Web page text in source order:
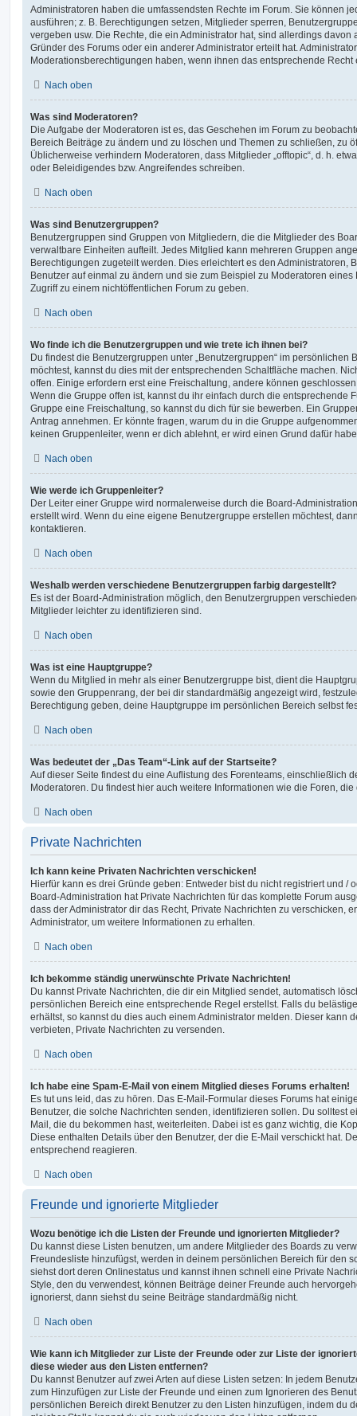
Administratoren haben die umfassendsten Rechte im Forum. Sie können
ausführen; z. B. Berechtigungen setzen, Mitglieder sperren,
vergeben usw. Die Rechte, die ein Administrator hat, sind allerdings
Gründer des Forums oder ein anderer Administrator erteilt hat.
Moderationsberechtigungen haben, wenn ihnen das entsprechende Recht
Nach oben
Was sind Moderatoren?
Die Aufgabe der Moderatoren ist es, das Geschehen im Forum zu
Bereich Beiträge zu ändern und zu löschen und Themen zu schließen, zu
Üblicherweise verhindern Moderatoren, dass Mitglieder „offtopic“, d. h.
oder Beleidigendes bzw. Angreifendes schreiben.
Nach oben
Was sind Benutzergruppen?
Benutzergruppen sind Gruppen von Mitgliedern, die die Mitglieder des
verwaltbare Einheiten aufteilt. Jedes Mitglied kann mehreren Gruppen
Berechtigungen zugeteilt werden. Dies erleichtert es den Administratoren,
Benutzer auf einmal zu ändern und sie zum Beispiel zu Moderatoren
Zugriff zu einem nichtöffentlichen Forum zu geben.
Nach oben
Wo finde ich die Benutzergruppen und wie trete ich ihnen bei?
Du findest die Benutzergruppen unter „Benutzergruppen“ im persönlichen
möchtest, kannst du dies mit der entsprechenden Schaltfläche machen.
offen. Einige erfordern erst eine Freischaltung, andere können
Wenn die Gruppe offen ist, kannst du ihr einfach durch die entsprechende
Gruppe eine Freischaltung, so kannst du dich für sie bewerben. Ein
Antrag annehmen. Er könnte fragen, warum du in die Gruppe
keinen Gruppenleiter, wenn er dich ablehnt, er wird einen Grund dafür
Nach oben
Wie werde ich Gruppenleiter?
Der Leiter einer Gruppe wird normalerweise durch die Board-
erstellt wird. Wenn du eine eigene Benutzergruppe erstellen möchtest,
kontaktieren.
Nach oben
Weshalb werden verschiedene Benutzergruppen farbig dargestellt?
Es ist der Board-Administration möglich, den Benutzergruppen
Mitglieder leichter zu identifizieren sind.
Nach oben
Was ist eine Hauptgruppe?
Wenn du Mitglied in mehr als einer Benutzergruppe bist, dient die
sowie den Gruppenrang, der bei dir standardmäßig angezeigt wird,
Berechtigung geben, deine Hauptgruppe im persönlichen Bereich selbst
Nach oben
Was bedeutet der „Das Team“-Link auf der Startseite?
Auf dieser Seite findest du eine Auflistung des Forenteams, einschließlich
Moderatoren. Du findest hier auch weitere Informationen wie die Foren,
Nach oben
Private Nachrichten
Ich kann keine Privaten Nachrichten verschicken!
Hierfür kann es drei Gründe geben: Entweder bist du nicht registriert und /
Board-Administration hat Private Nachrichten für das komplette Forum
dass der Administrator dir das Recht, Private Nachrichten zu verschicken,
Administrator, um weitere Informationen zu erhalten.
Nach oben
Ich bekomme ständig unerwünschte Private Nachrichten!
Du kannst Private Nachrichten, die dir ein Mitglied sendet, automatisch
persönlichen Bereich eine entsprechende Regel erstellst. Falls du
erhältst, so kannst du dies auch einem Administrator melden. Dieser kann
verbieten, Private Nachrichten zu versenden.
Nach oben
Ich habe eine Spam-E-Mail von einem Mitglied dieses Forums erhalten!
Es tut uns leid, das zu hören. Das E-Mail-Formular dieses Forums hat
Benutzer, die solche Nachrichten senden, identifizieren sollen. Du solltest
Mail, die du bekommen hast, weiterleiten. Dabei ist es ganz wichtig, die
Diese enthalten Details über den Benutzer, der die E-Mail verschickt hat.
entsprechend reagieren.
Nach oben
Freunde und ignorierte Mitglieder
Wozu benötige ich die Listen der Freunde und ignorierten Mitglieder?
Du kannst diese Listen benutzen, um andere Mitglieder des Boards zu
Freundesliste hinzufügst, werden in deinem persönlichen Bereich für den
siehst dort deren Onlinestatus und kannst ihnen schnell eine Private
Style, den du verwendest, können Beiträge deiner Freunde auch
ignorierst, dann siehst du seine Beiträge standardmäßig nicht.
Nach oben
Wie kann ich Mitglieder zur Liste der Freunde oder zur Liste der
diese wieder aus den Listen entfernen?
Du kannst Benutzer auf zwei Arten auf diese Listen setzen: In jedem
zum Hinzufügen zur Liste der Freunde und einen zum Ignorieren des
persönlichen Bereich direkt Benutzer zu den Listen hinzufügen, indem du